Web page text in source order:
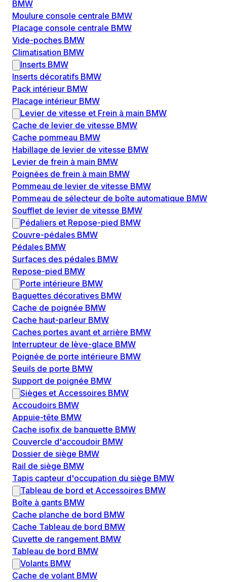
BMW
Moulure console centrale BMW
Placage console centrale BMW
Vide-poches BMW
Climatisation BMW
Inserts BMW
Inserts décoratifs BMW
Pack intérieur BMW
Placage intérieur BMW
Levier de vitesse et Frein à main BMW
Cache de levier de vitesse BMW
Cache pommeau BMW
Habillage de levier de vitesse BMW
Levier de frein à main BMW
Poignées de frein à main BMW
Pommeau de levier de vitesse BMW
Pommeau de sélecteur de boîte automatique BMW
Soufflet de levier de vitesse BMW
Pédaliers et Repose-pied BMW
Couvre-pédales BMW
Pédales BMW
Surfaces des pédales BMW
Repose-pied BMW
Porte intérieure BMW
Baguettes décoratives BMW
Cache de poignée BMW
Cache haut-parleur BMW
Caches portes avant et arrière BMW
Interrupteur de lève-glace BMW
Poignée de porte intérieure BMW
Seuils de porte BMW
Support de poignée BMW
Sièges et Accessoires BMW
Accoudoirs BMW
Appuie-tête BMW
Cache isofix de banquette BMW
Couvercle d'accoudoir BMW
Dossier de siège BMW
Rail de siège BMW
Tapis capteur d'occupation du siège BMW
Tableau de bord et Accessoires BMW
Boîte à gants BMW
Cache planche de bord BMW
Cache Tableau de bord BMW
Cuvette de rangement BMW
Tableau de bord BMW
Volants BMW
Cache de volant BMW